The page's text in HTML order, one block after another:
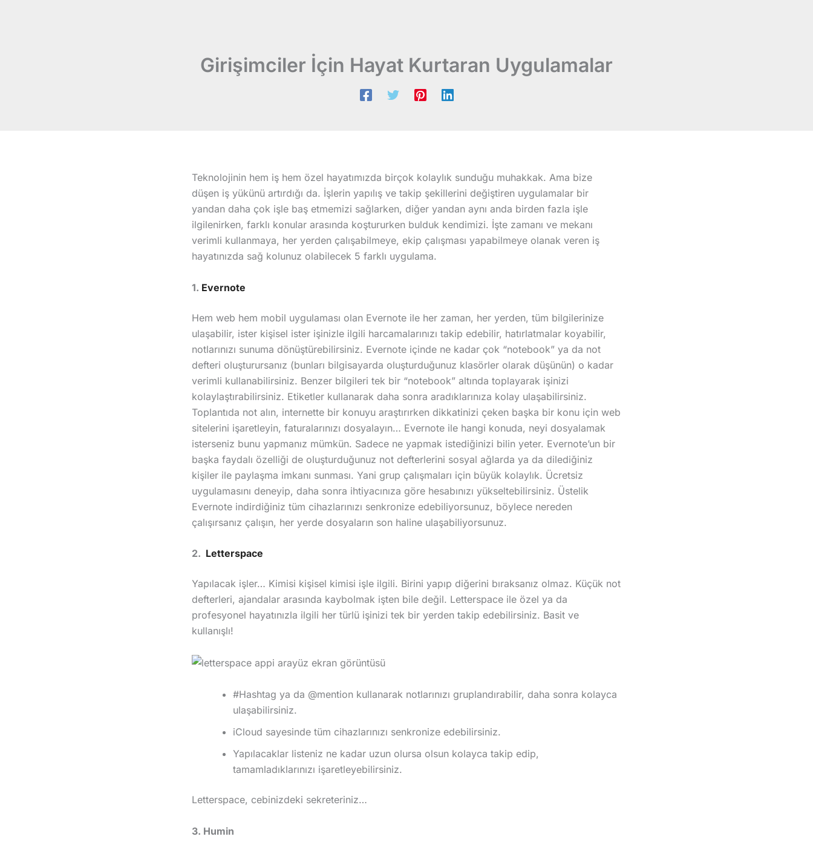
Girişimciler İçin Hayat Kurtaran Uygulamalar
Teknolojinin hem iş hem özel hayatımızda birçok kolaylık sunduğu muhakkak. Ama bize
düşen iş yükünü artırdığı da. İşlerin yapılış ve takip şekillerini değiştiren uygulamalar bir
yandan daha çok işle baş etmemizi sağlarken, diğer yandan aynı anda birden fazla işle
ilgilenirken, farklı konular arasında koştururken bulduk kendimizi. İşte zamanı ve mekanı
verimli kullanmaya, her yerden çalışabilmeye, ekip çalışması yapabilmeye olanak veren iş
hayatınızda sağ kolunuz olabilecek 5 farklı uygulama.
1. Evernote
Hem web hem mobil uygulaması olan Evernote ile her zaman, her yerden, tüm bilgilerinize
ulaşabilir, ister kişisel ister işinizle ilgili harcamalarınızı takip edebilir, hatırlatmalar koyabilir,
notlarınızı sunuma dönüştürebilirsiniz. Evernote içinde ne kadar çok “notebook” ya da not
defteri oluşturursanız (bunları bilgisayarda oluşturduğunuz klasörler olarak düşünün) o kadar
verimli kullanabilirsiniz. Benzer bilgileri tek bir “notebook” altında toplayarak işinizi
kolaylaştırabilirsiniz. Etiketler kullanarak daha sonra aradıklarınıza kolay ulaşabilirsiniz.
Toplantıda not alın, internette bir konuyu araştırırken dikkatinizi çeken başka bir konu için web
sitelerini işaretleyin, faturalarınızı dosyalayın… Evernote ile hangi konuda, neyi dosyalamak
isterseniz bunu yapmanız mümkün. Sadece ne yapmak istediğinizi bilin yeter. Evernote’un bir
başka faydalı özelliği de oluşturduğunuz not defterlerini sosyal ağlarda ya da dilediğiniz
kişiler ile paylaşma imkanı sunması. Yani grup çalışmaları için büyük kolaylık. Ücretsiz
uygulamasını deneyip, daha sonra ihtiyacınıza göre hesabınızı yükseltebilirsiniz. Üstelik
Evernote indirdiğiniz tüm cihazlarınızı senkronize edebiliyorsunuz, böylece nereden
çalışırsanız çalışın, her yerde dosyaların son haline ulaşabiliyorsunuz.
2. Letterspace
Yapılacak işler… Kimisi kişisel kimisi işle ilgili. Birini yapıp diğerini bıraksanız olmaz. Küçük not
defterleri, ajandalar arasında kaybolmak işten bile değil. Letterspace ile özel ya da
profesyonel hayatınızla ilgili her türlü işinizi tek bir yerden takip edebilirsiniz. Basit ve
kullanışlı!
#Hashtag ya da @mention kullanarak notlarınızı gruplandırabilir, daha sonra kolayca
ulaşabilirsiniz.
iCloud sayesinde tüm cihazlarınızı senkronize edebilirsiniz.
Yapılacaklar listeniz ne kadar uzun olursa olsun kolayca takip edip,
tamamladıklarınızı işaretleyebilirsiniz.
Letterspace, cebinizdeki sekreteriniz…
3. Humin